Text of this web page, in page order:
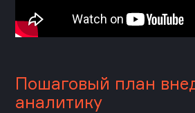
Пошаговый план
аналитику